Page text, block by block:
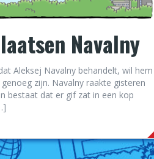
Navalny
Aleksej Navalny behandelt, wil hem
zijn. Navalny raakte gisteren
bestaat dat er gif zat in een kop